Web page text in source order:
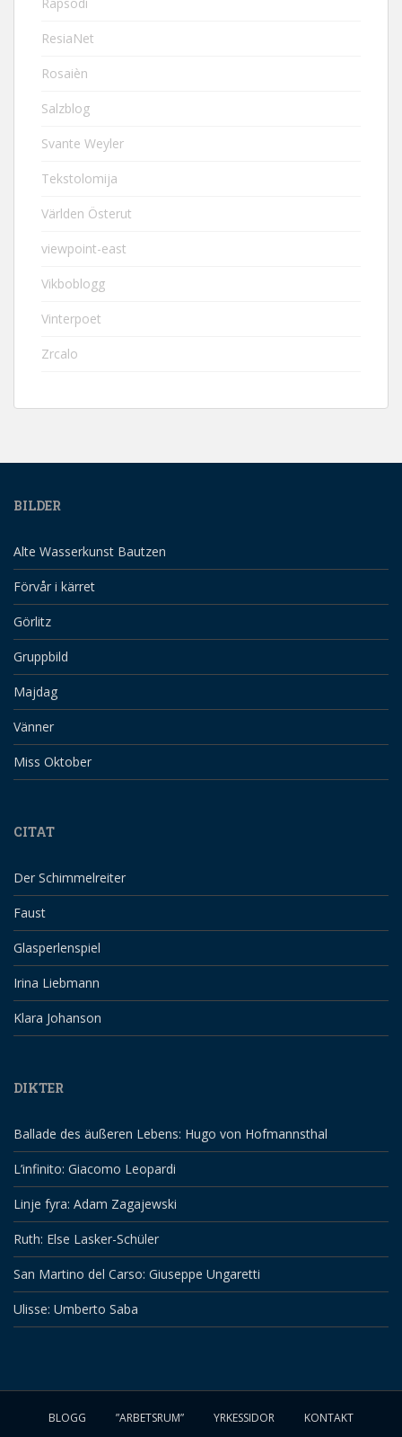
ResiaNet
Rosaièn
Salzblog
Svante Weyler
Tekstolomija
Världen Österut
viewpoint-east
Vikboblogg
Vinterpoet
Zrcalo
BILDER
Alte Wasserkunst Bautzen
Förvår i kärret
Görlitz
Gruppbild
Majdag
Vänner
Miss Oktober
CITAT
Der Schimmelreiter
Faust
Glasperlenspiel
Irina Liebmann
Klara Johanson
DIKTER
Ballade des äußeren Lebens: Hugo von Hofmannsthal
L’infinito: Giacomo Leopardi
Linje fyra: Adam Zagajewski
Ruth: Else Lasker-Schüler
San Martino del Carso: Giuseppe Ungaretti
Ulisse: Umberto Saba
BLOGG ”ARBETSRUM” YRKESSIDOR KONTAKT